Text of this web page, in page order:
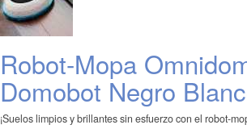
Robot-Mopa
Domobot Negro
¡Suelos limpios y brillantes sin esfuerzo con el robot-